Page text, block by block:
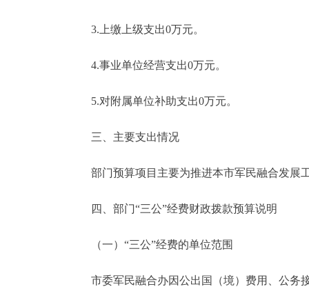
3.上缴上级支出0万元。
4.事业单位经营支出0万元。
5.对附属单位补助支出0万元。
三、主要支出情况
部门预算项目主要为推进本市军民融合发展
四、部门“三公”经费财政拨款预算说明
（一）“三公”经费的单位范围
市委军民融合办因公出国（境）费用、公务